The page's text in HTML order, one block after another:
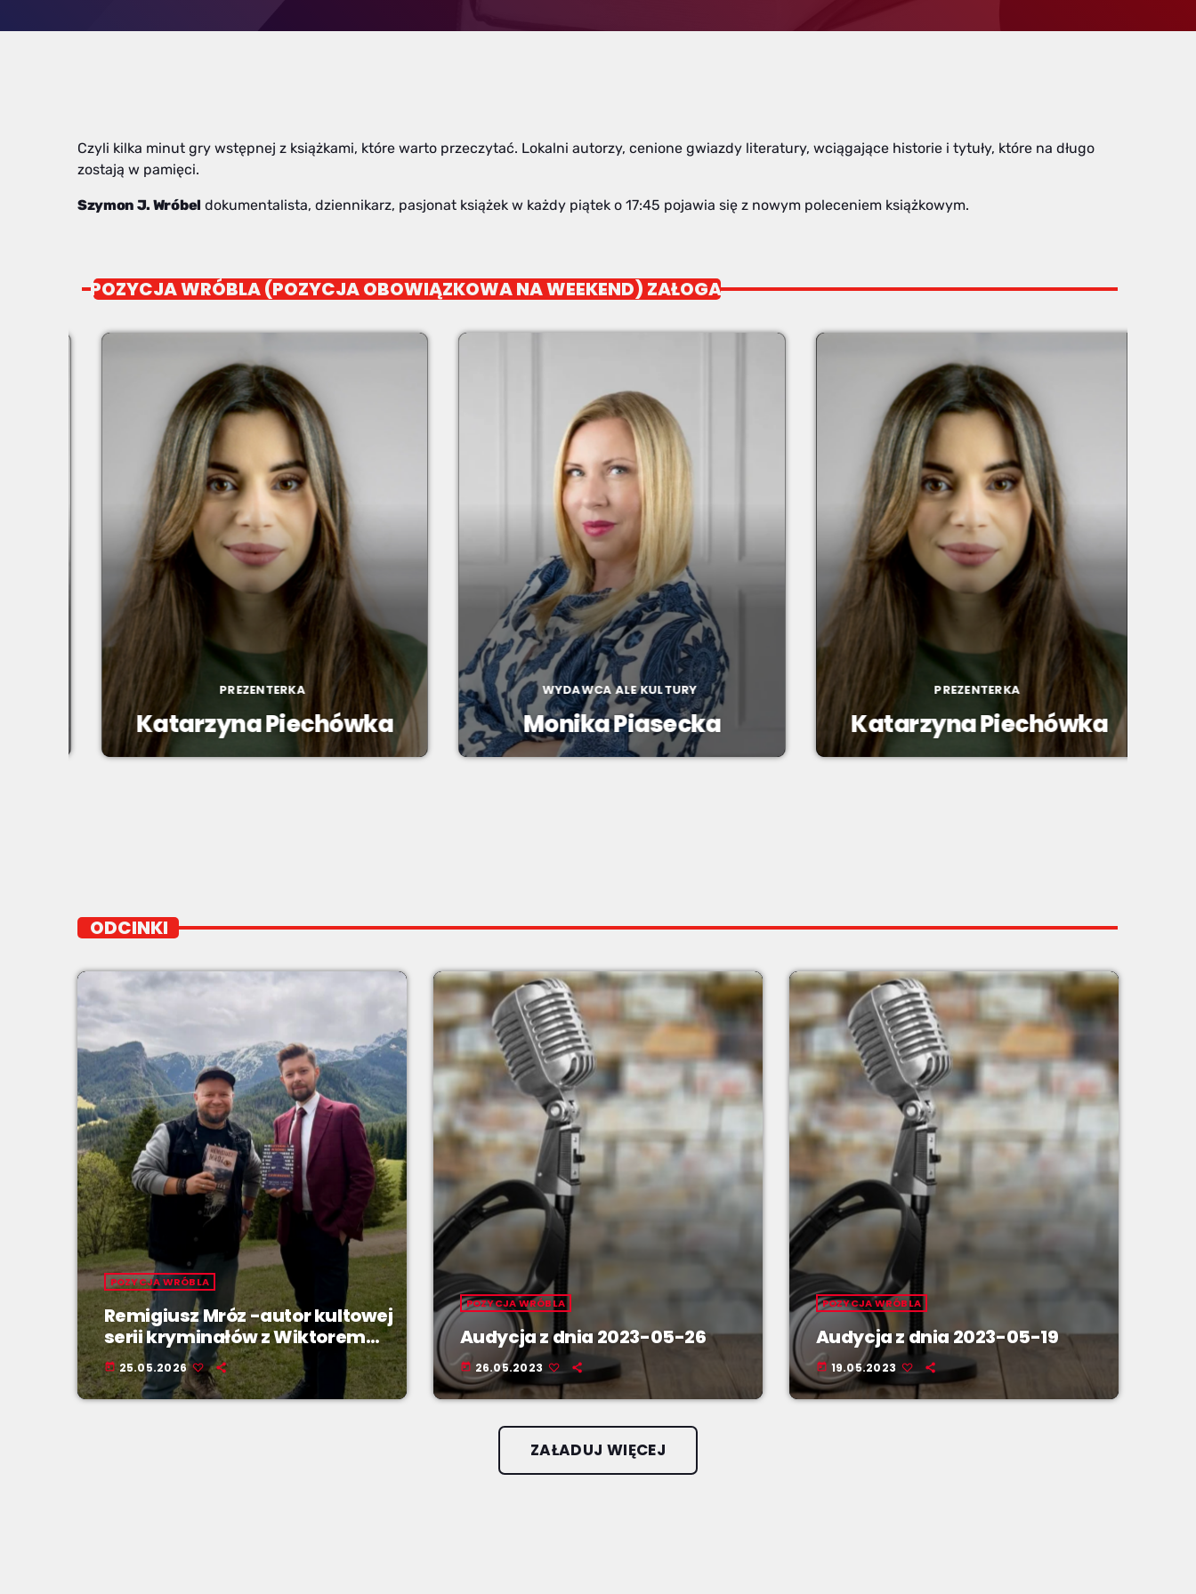
Czyli kilka minut gry wstępnej z książkami, które warto przeczytać. Lokalni autorzy, cenione gwiazdy literatury, wciągające historie i tytuły, które na długo
zostają w pamięci.
Szymon J. Wróbel dokumentalista, dziennikarz, pasjonat książek w każdy piątek o 17:45 pojawia się z nowym poleceniem książkowym.
POZYCJA WRÓBLA (POZYCJA OBOWIĄZKOWA NA WEEKEND) ZAŁOGA
PREZENTERKA
Katarzyna Piechówka
WYDAWCA ALE KULTURY
Monika Piasecka
PREZENTERKA
Katarzyna Piechówka
ODCINKI
POZYCJA WRÓBLA
Remigiusz Mróz -autor kultowej
serii kryminałów z Wiktorem
Forstem!
today 25.05.2026
POZYCJA WRÓBLA
Audycja z dnia 2023-05-26
today 26.05.2023
POZYCJA WRÓBLA
Audycja z dnia 2023-05-19
today 19.05.2023
ZAŁADUJ WIĘCEJ